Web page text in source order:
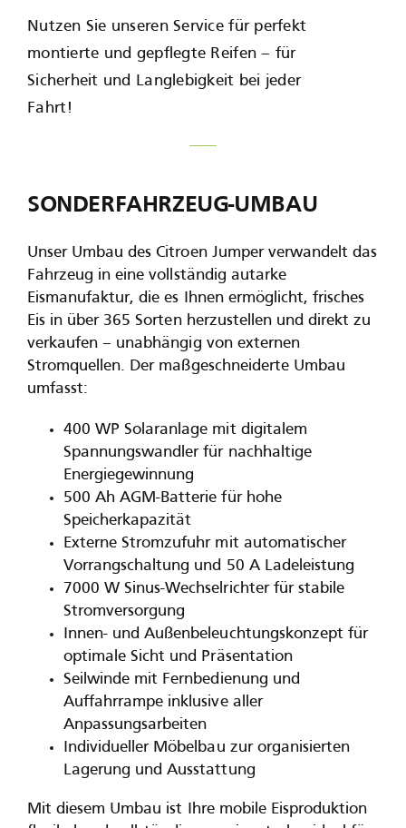
Nutzen Sie unseren Service für perfekt
montierte und gepflegte Reifen – für
Sicherheit und Langlebigkeit bei jeder
Fahrt!
SONDERFAHRZEUG-UMBAU
Unser Umbau des Citroen Jumper verwandelt das
Fahrzeug in eine vollständig autarke
Eismanufaktur, die es Ihnen ermöglicht, frisches
Eis in über 365 Sorten herzustellen und direkt zu
verkaufen – unabhängig von externen
Stromquellen. Der maßgeschneiderte Umbau
umfasst:
400 WP Solaranlage mit digitalem
Spannungswandler für nachhaltige
Energiegewinnung
500 Ah AGM-Batterie für hohe
Speicherkapazität
Externe Stromzufuhr mit automatischer
Vorrangschaltung und 50 A Ladeleistung
7000 W Sinus-Wechselrichter für stabile
Stromversorgung
Innen- und Außenbeleuchtungskonzept für
optimale Sicht und Präsentation
Seilwinde mit Fernbedienung und
Auffahrrampe inklusive aller
Anpassungsarbeiten
Individueller Möbelbau zur organisierten
Lagerung und Ausstattung
Mit diesem Umbau ist Ihre mobile Eisproduktion